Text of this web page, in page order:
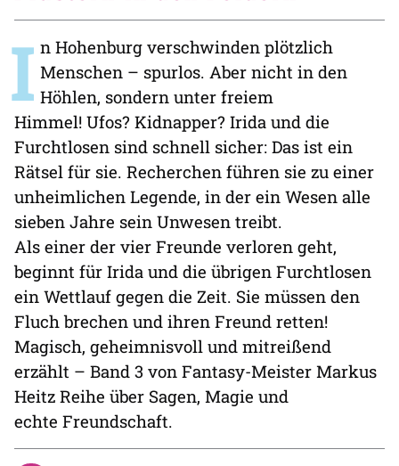
I n Hohenburg verschwinden plötzlich
Menschen – spurlos. Aber nicht in den
Höhlen, sondern unter freiem
Himmel! Ufos? Kidnapper? Irida und die
Furchtlosen sind schnell sicher: Das ist ein
Rätsel für sie. Recherchen führen sie zu einer
unheimlichen Legende, in der ein Wesen alle
sieben Jahre sein Unwesen treibt.
Als einer der vier Freunde verloren geht,
beginnt für Irida und die übrigen Furchtlosen
ein Wettlauf gegen die Zeit. Sie müssen den
Fluch brechen und ihren Freund retten!
Magisch, geheimnisvoll und mitreißend
erzählt – Band 3 von Fantasy-Meister Markus
Heitz Reihe über Sagen, Magie und
echte Freundschaft.